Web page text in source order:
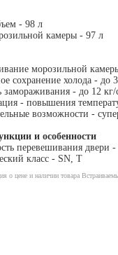
- 98 л
камеры - 97 л
морозильной
сохранение холода - до
- до 12 кг/
- повышения
возможности -
и особенности
перевешивания двери -
класс - SN, T
о цене и наличии товара